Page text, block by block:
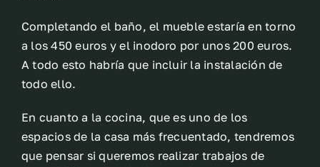
Completando el baño, el mueble estaría en torno
a los 450 euros y el inodoro por unos 200 euros.
A todo esto habría que incluir la instalación de
todo ello.
En cuanto a la cocina, que es uno de los
espacios de la casa más frecuentado, tendremos
que pensar si queremos realizar trabajos de